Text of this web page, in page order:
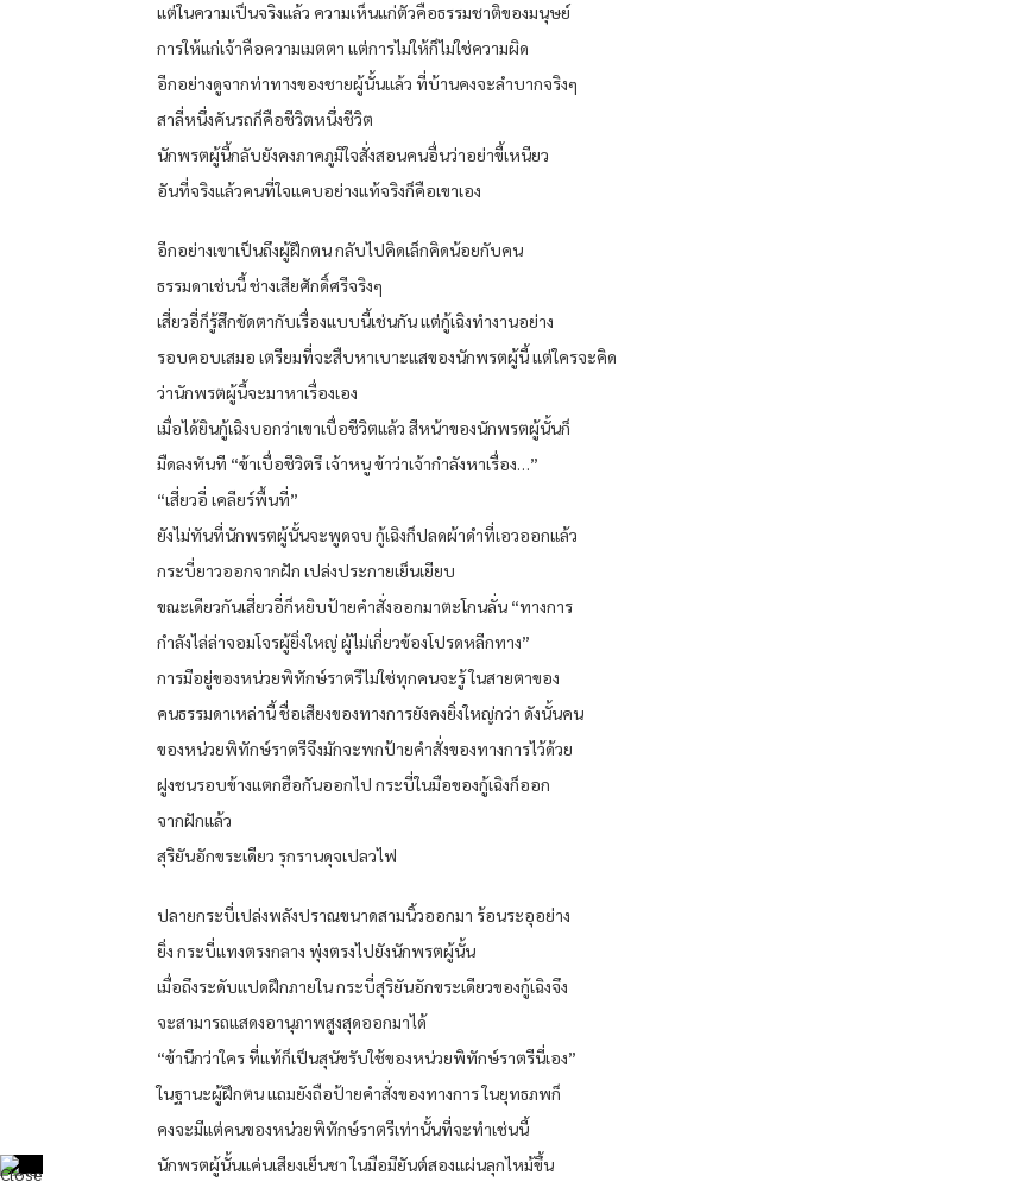
แต่ในความเป็นจริงแล้ว ความเห็นแก่ตัวคือธรรมชาติของมนุษย์
การให้แก่เจ้าคือความเมตตา แต่การไม่ให้ก็ไม่ใช่ความผิด
อีกอย่างดูจากท่าทางของชายผู้นั้นแล้ว ที่บ้านคงจะลำบากจริงๆ
สาลี่หนึ่งคันรถก็คือชีวิตหนึ่งชีวิต
นักพรตผู้นี้กลับยังคงภาคภูมิใจสั่งสอนคนอื่นว่าอย่าขี้เหนียว
อันที่จริงแล้วคนที่ใจแคบอย่างแท้จริงก็คือเขาเอง
อีกอย่างเขาเป็นถึงผู้ฝึกตน กลับไปคิดเล็กคิดน้อยกับคน
ธรรมดาเช่นนี้ ช่างเสียศักดิ์ศรีจริงๆ
เสี่ยวอี่ก็รู้สึกขัดตากับเรื่องแบบนี้เช่นกัน แต่กู้เฉิงทำงานอย่าง
รอบคอบเสมอ เตรียมที่จะสืบหาเบาะแสของนักพรตผู้นี้ แต่ใครจะคิด
ว่านักพรตผู้นี้จะมาหาเรื่องเอง
เมื่อได้ยินกู้เฉิงบอกว่าเขาเบื่อชีวิตแล้ว สีหน้าของนักพรตผู้นั้นก็
มืดลงทันที “ข้าเบื่อชีวิตรึ เจ้าหนู ข้าว่าเจ้ากำลังหาเรื่อง…”
“เสี่ยวอี่ เคลียร์พื้นที่”
ยังไม่ทันที่นักพรตผู้นั้นจะพูดจบ กู้เฉิงก็ปลดผ้าดำที่เอวออกแล้ว
กระบี่ยาวออกจากฝัก เปล่งประกายเย็นเยียบ
ขณะเดียวกันเสี่ยวอี่ก็หยิบป้ายคำสั่งออกมาตะโกนลั่น “ทางการ
กำลังไล่ล่าจอมโจรผู้ยิ่งใหญ่ ผู้ไม่เกี่ยวข้องโปรดหลีกทาง”
การมีอยู่ของหน่วยพิทักษ์ราตรีไม่ใช่ทุกคนจะรู้ ในสายตาของ
คนธรรมดาเหล่านี้ ชื่อเสียงของทางการยังคงยิ่งใหญ่กว่า ดังนั้นคน
ของหน่วยพิทักษ์ราตรีจึงมักจะพกป้ายคำสั่งของทางการไว้ด้วย
ฝูงชนรอบข้างแตกฮือกันออกไป กระบี่ในมือของกู้เฉิงก็ออก
จากฝักแล้ว
สุริยันอักขระเดียว รุกรานดุจเปลวไฟ
ปลายกระบี่เปล่งพลังปราณขนาดสามนิ้วออกมา ร้อนระอุอย่าง
ยิ่ง กระบี่แทงตรงกลาง พุ่งตรงไปยังนักพรตผู้นั้น
เมื่อถึงระดับแปดฝึกภายใน กระบี่สุริยันอักขระเดียวของกู้เฉิงจึง
จะสามารถแสดงอานุภาพสูงสุดออกมาได้
“ข้านึกว่าใคร ที่แท้ก็เป็นสุนัขรับใช้ของหน่วยพิทักษ์ราตรีนี่เอง”
ในฐานะผู้ฝึกตน แถมยังถือป้ายคำสั่งของทางการ ในยุทธภพก็
คงจะมีแต่คนของหน่วยพิทักษ์ราตรีเท่านั้นที่จะทำเช่นนี้
นักพรตผู้นั้นแค่นเสียงเย็นชา ในมือมียันต์สองแผ่นลุกไหม้ขึ้น